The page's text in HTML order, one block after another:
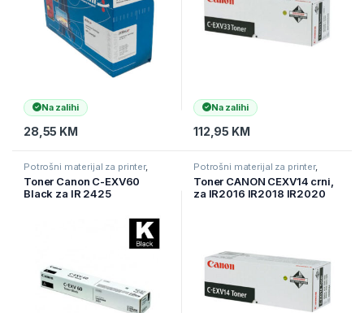
Na zalihi
28,55 KM
Na zalihi
112,95 KM
Potrošni materijal za printer,
Printeri i Skeneri Toneri
Toner Canon C-EXV60
Black za IR 2425
Potrošni materijal za printer,
Printeri i Skeneri Toneri
Toner CANON CEXV14 crni,
za IR2016 IR2018 IR2020